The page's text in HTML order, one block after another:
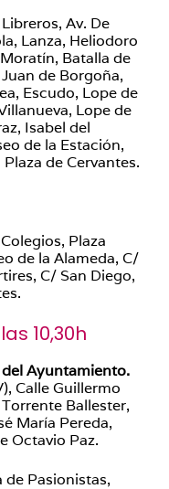
Av. De
Lanza, Heliodoro
Batalla de
de Borgoña,
Escudo, Lope de
Lope de
Isabel del
de la Estación,
de Cervantes.
Plaza
de la Alameda, C/
C/ San Diego,
10,30h
Ayuntamiento.
Calle Guillermo
Ballester,
María Pereda,
Octavio Paz.
de Pasionistas,